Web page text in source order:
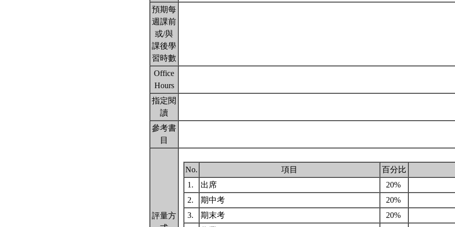
預期每
週課前
或/與
課後學
習時數
Office
Hours
指定閱
讀
參考書
目
評量方
No. 項目
百分比
1.
出席
20%
2.
期中考
20%
3.
期末考
20%